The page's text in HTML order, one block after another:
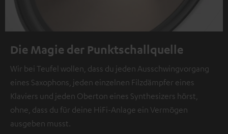
Die Magie der Punktschallquelle
Wir bei Teufel wollen, dass du jeden Ausschwingvorgang
eines Saxophons, jeden einzelnen Filzdämpfer eines
Klaviers und jeden Oberton eines Synthesizers hörst,
ohne, dass du für deine HiFi-Anlage ein Vermögen
ausgeben musst.